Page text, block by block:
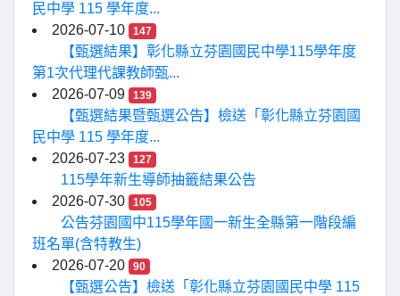
民中學 115 學年度...
2026-07-10
147
【甄選結果】彰化縣立芬園國民中學115學年度
第1次代理代課教師甄...
2026-07-09
139
【甄選結果暨甄選公告】檢送「彰化縣立芬園國
民中學 115 學年度...
2026-07-23
127
115學年新生導師抽籤結果公告
2026-07-30
105
公告芬園國中115學年國一新生全縣第一階段編
班名單(含特教生)
2026-07-20
90
【甄選公告】檢送「彰化縣立芬園國民中學 115